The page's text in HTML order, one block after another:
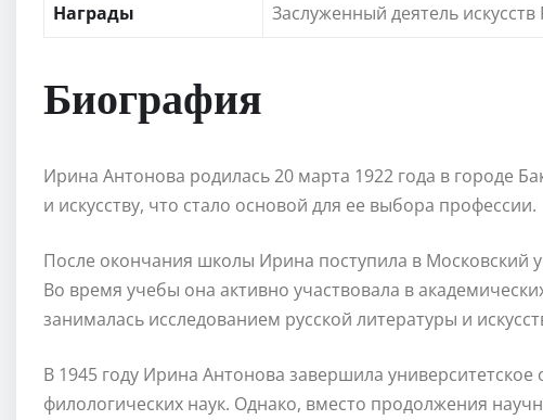
Награды
Заслуженный деятель
Биография
Ирина Антонова родилась 20 марта 1922 года в городе
и искусству, что стало основой для ее выбора профессии.
После окончания школы Ирина поступила в Московский
Во время учебы она активно участвовала в
занималась исследованием русской литературы и
В 1945 году Ирина Антонова завершила
филологических наук. Однако, вместо продолжения